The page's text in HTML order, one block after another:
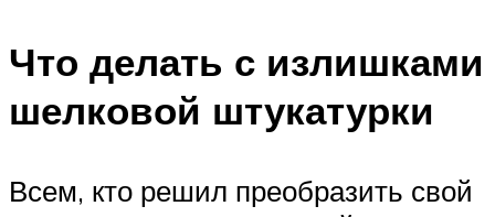
Что делать с излишками
шелковой штукатурки
Всем, кто решил преобразить свой